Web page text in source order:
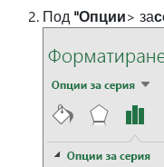
Под "Опции> за